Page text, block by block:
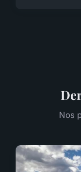
Nos